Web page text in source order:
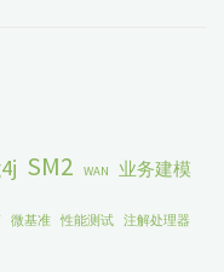
SM2 WAN 业务建模
微基准 性能测试 注解处理器